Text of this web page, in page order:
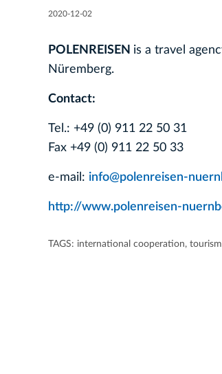
2020-12-02
POLENREISEN is a travel
Nüremberg.
Contact:
Tel.: +49 (0) 911 22 50 31
Fax +49 (0) 911 22 50 33
e-mail: info@polenreisen-
http://www.polenreisen-
TAGS: international cooperation, tourism